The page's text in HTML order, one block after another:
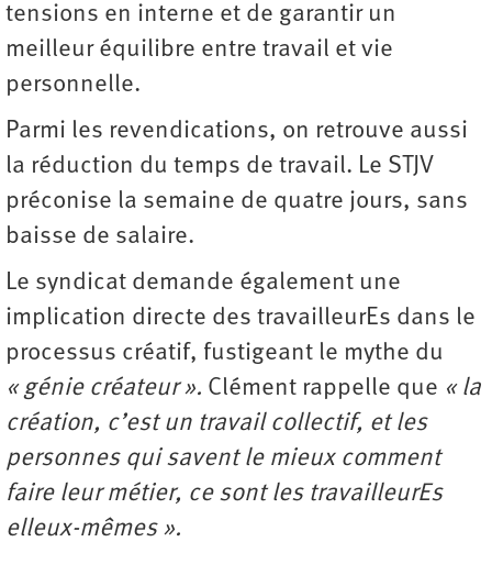
tensions en interne et de garantir un
meilleur équilibre entre travail et vie
personnelle.
Parmi les revendications, on retrouve aussi
la réduction du temps de travail. Le STJV
préconise la semaine de quatre jours, sans
baisse de salaire.
Le syndicat demande également une
implication directe des travailleurEs dans le
processus créatif, fustigeant le mythe du
« génie créateur ». Clément rappelle que « la
création, c’est un travail collectif, et les
personnes qui savent le mieux comment
faire leur métier, ce sont les travailleurEs
elleux-mêmes ».